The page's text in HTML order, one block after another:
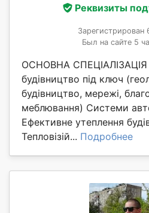
Реквизиты
Зарегистрирован
Был на сайте 5
ОСНОВНА СПЕЦІАЛІЗАЦІЯ
будівництво під ключ
будівництво, мережі,
меблювання) Системи
Ефективне утеплення
Тепловізій... Подробнее